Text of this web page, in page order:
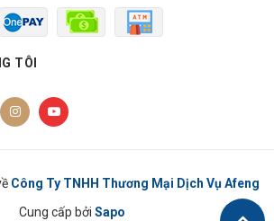
TÔI
Công Ty TNHH Thương Mại Dịch Vụ Afeng
Cung cấp bởi Sapo